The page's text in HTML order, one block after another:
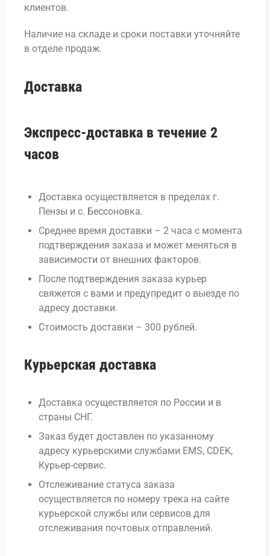
клиентов.
Наличие на складе и сроки поставки уточняйте
в отделе продаж.
Доставка
Экспресс-доставка в течение 2
часов
Доставка осуществляется в пределах г.
Пензы и с. Бессоновка.
Среднее время доставки – 2 часа с момента
подтверждения заказа и может меняться в
зависимости от внешних факторов.
После подтверждения заказа курьер
свяжется с вами и предупредит о выезде по
адресу доставки.
Стоимость доставки – 300 рублей.
Курьерская доставка
Доставка осуществляется по России и в
страны СНГ.
Заказ будет доставлен по указанному
адресу курьерскими службами EMS, CDEK,
Курьер-сервис.
Отслеживание статуса заказа
осуществляется по номеру трека на сайте
курьерской службы или сервисов для
отслеживания почтовых отправлений.